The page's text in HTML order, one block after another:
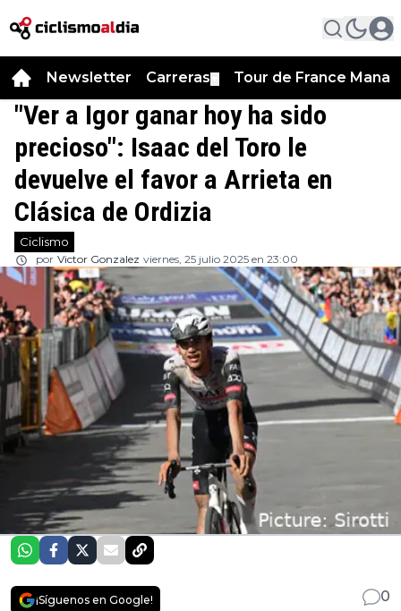
Newsletter Carreras Tour de France
"Ver a Igor ganar hoy ha sido
precioso": Isaac del Toro le
devuelve el favor a Arrieta en
Clásica de Ordizia
Ciclismo
por Victor Gonzalez viernes, 25 julio 2025 en 23:00
¡Síguenos en Google!
0